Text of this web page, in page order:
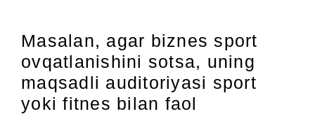
Masalan, agar biznes sport
ovqatlanishini sotsa, uning
maqsadli auditoriyasi sport
yoki fitnes bilan faol